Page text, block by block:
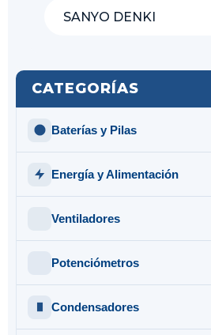
CATEGORÍAS
Baterías y Pilas
Energía y Alimentación
Ventiladores
Potenciómetros
Condensadores